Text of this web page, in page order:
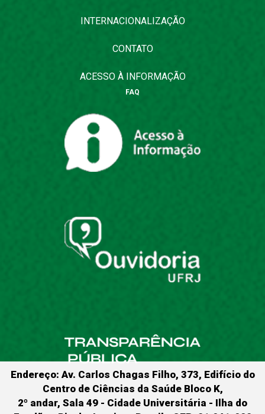
INTERNACIONALIZAÇÃO
CONTATO
ACESSO À INFORMAÇÃO
FAQ
Endereço: Av. Carlos Chagas Filho, 373, Edifício do
Centro de Ciências da Saúde Bloco K,
2º andar, Sala 49 - Cidade Universitária - Ilha do